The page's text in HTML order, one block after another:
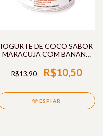
IOGURTE DE COCO SABOR
MARACUJA COM BANANA
R$13,90
R$10,50
ESPIAR